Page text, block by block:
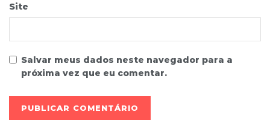
Site
Salvar meus dados neste navegador para a
próxima vez que eu comentar.